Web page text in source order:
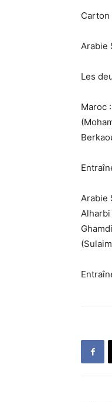
Carton
Arabie
Les
Maroc
Arabie
Alharbi